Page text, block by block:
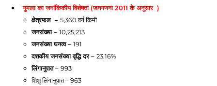
गुमलाका जनांकिकीय विशेषता (जनगणना 2011 के अनुसार )
क्षेत्रफल – 5,360 वर्ग किमी
जनसंख्या – 10,25,213
जनसंख्या घनत्व – 191
दशकीय जनसंख्या वृद्धि दर – 23.16%
लिंगानुपात – 993
शिशु लिंगानुपात – 963